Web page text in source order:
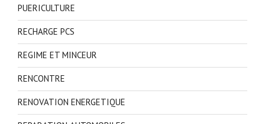
PUERICULTURE
RECHARGE PCS
REGIME ET MINCEUR
RENCONTRE
RENOVATION ENERGETIQUE